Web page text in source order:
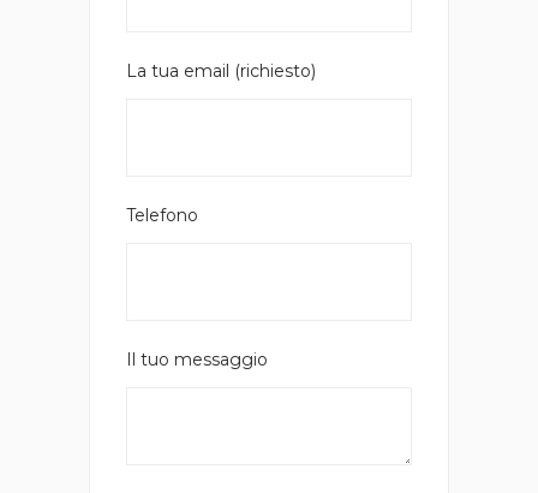
La tua email (richiesto)
Telefono
Il tuo messaggio